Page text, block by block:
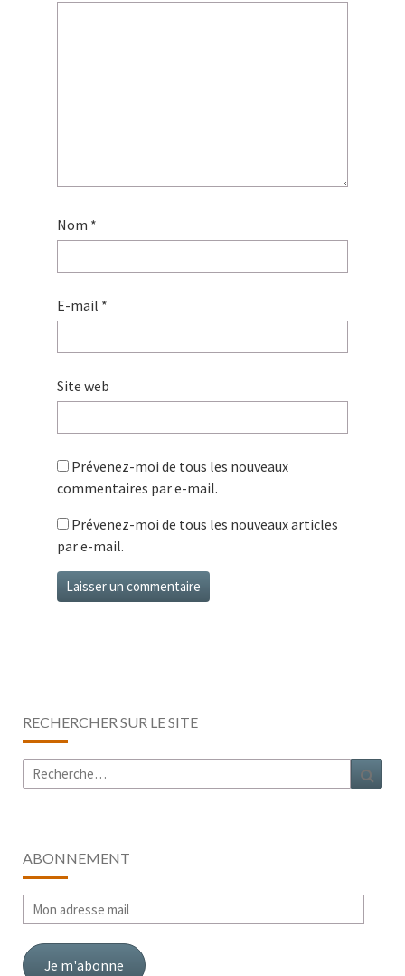
Nom *
E-mail *
Site web
Prévenez-moi de tous les nouveaux
commentaires par e-mail.
Prévenez-moi de tous les nouveaux articles
par e-mail.
RECHERCHER SUR LE SITE
Rechercher :
ABONNEMENT
Mon
adresse
mail
Je m'abonne